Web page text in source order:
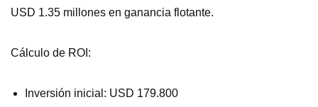
USD 1.35 millones en ganancia flotante.
Cálculo de ROI:
Inversión inicial: USD 179.800